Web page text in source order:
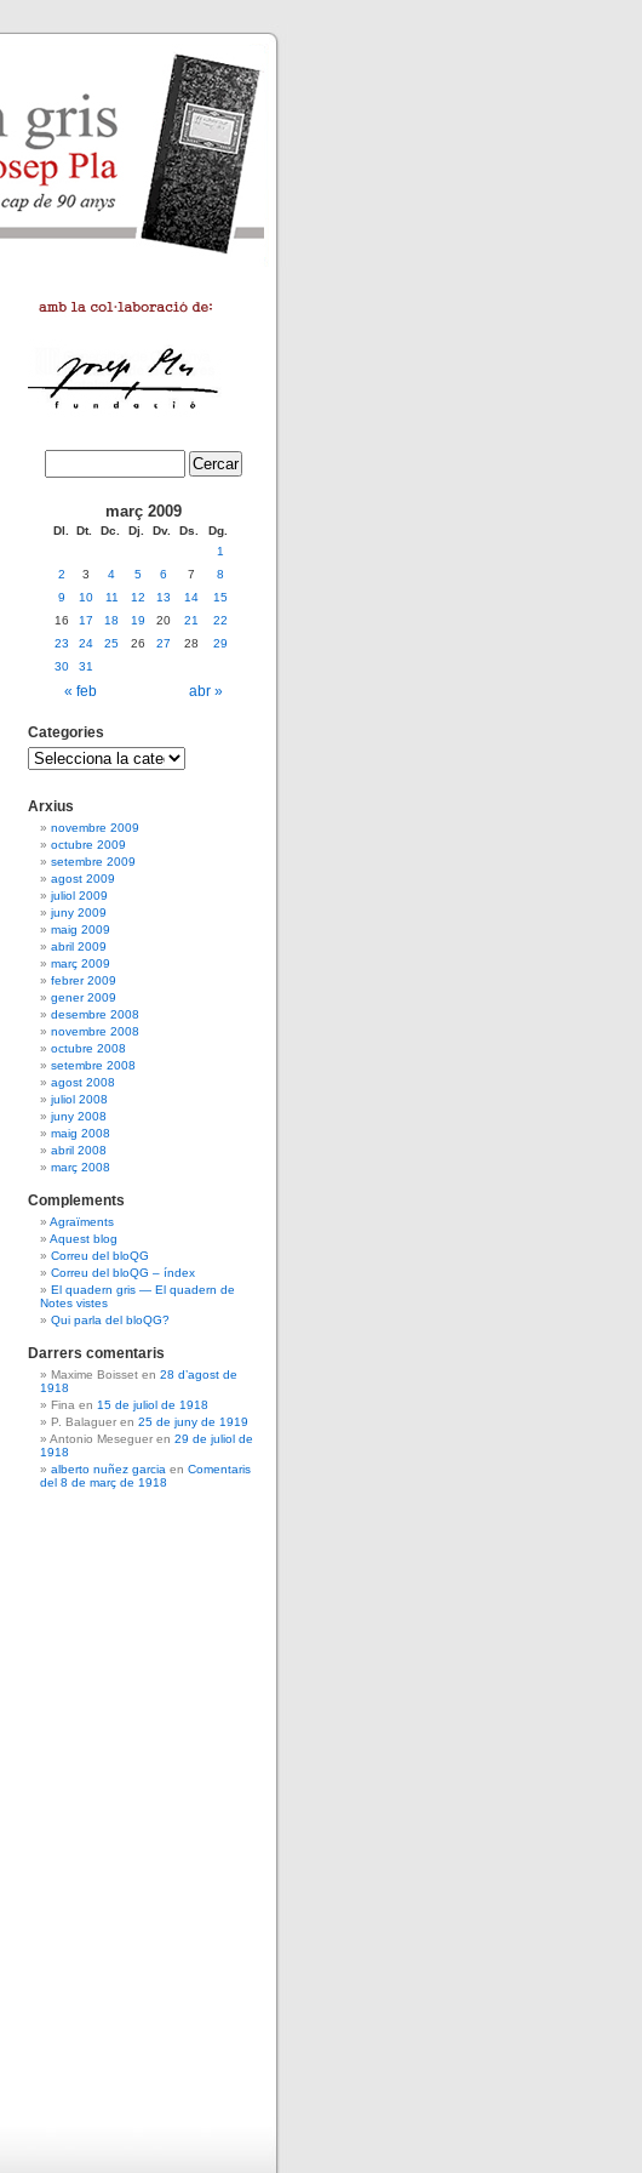
març 2009
Dl. Dt. Dc. Dj. Dv. Ds. Dg.
« feb abr »
1
2
3 4 5 6 7
8
9
10 11 12 13 14
15
16
17 18 19 20 21
22
23
24 25 26 27 28
29
30
31
Categories
Arxius
novembre 2009
octubre 2009
setembre 2009
agost 2009
juliol 2009
juny 2009
maig 2009
abril 2009
març 2009
febrer 2009
gener 2009
desembre 2008
novembre 2008
octubre 2008
setembre 2008
agost 2008
juliol 2008
juny 2008
maig 2008
abril 2008
març 2008
Complements
Agraïments
Aquest blog
Correu del bloQG
Correu del bloQG – índex
El quadern gris — El quadern de
Notes vistes
Qui parla del bloQG?
Darrers comentaris
Maxime Boisset en 28 d’agost de
1918
Fina en 15 de juliol de 1918
P. Balaguer en 25 de juny de 1919
Antonio Meseguer en 29 de juliol de
1918
alberto nuñez garcia en Comentaris
del 8 de març de 1918